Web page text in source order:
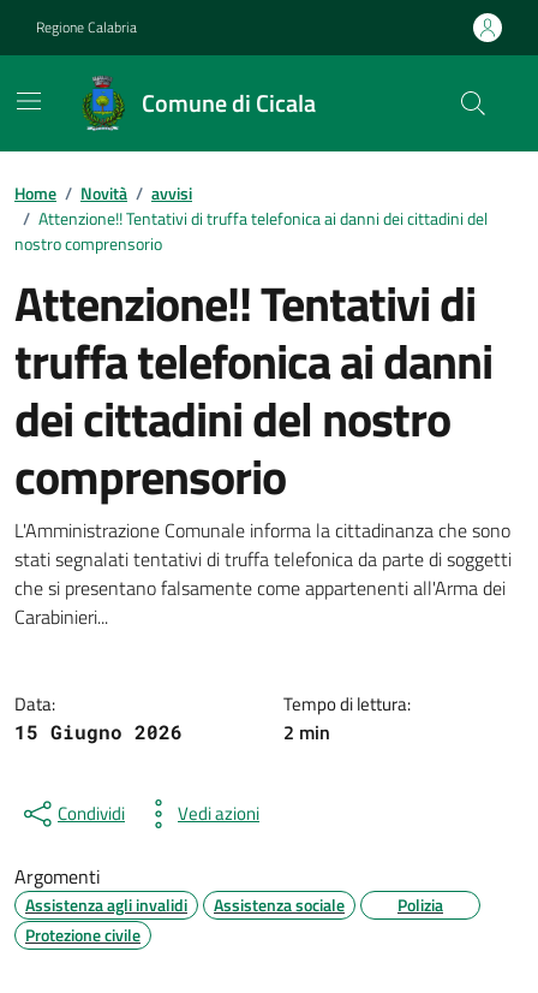
Regione Calabria
Comune di Cicala
Home / Novità / avvisi
/ Attenzione!! Tentativi di truffa telefonica ai danni dei cittadini del
nostro comprensorio
Attenzione!! Tentativi di
truffa telefonica ai danni
dei cittadini del nostro
comprensorio
Dettagli della notizia
L'Amministrazione Comunale informa la cittadinanza che sono
stati segnalati tentativi di truffa telefonica da parte di soggetti
che si presentano falsamente come appartenenti all'Arma dei
Carabinieri...
Data:
15 Giugno 2026
Tempo di lettura:
2 min
Condividi Vedi azioni
Argomenti
Assistenza agli invalidi Assistenza sociale
Polizia
Protezione civile